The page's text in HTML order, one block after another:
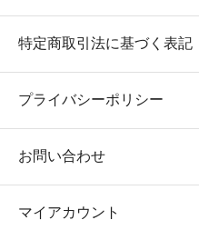
特定商取引法に基づく表記
プライバシーポリシー
お問い合わせ
マイアカウント